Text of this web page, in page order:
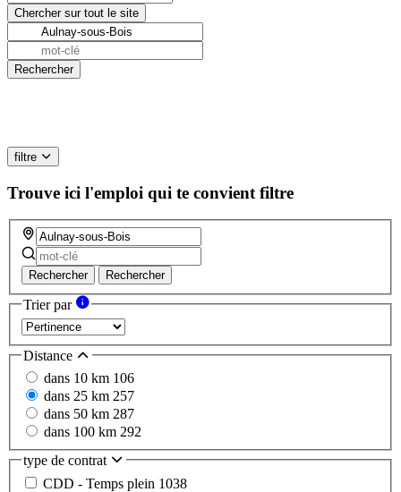
filtre
Trouve ici l'emploi qui te convient filtre
Rechercher Rechercher
Trier par
Distance
dans 10 km 106
dans 25 km 257
dans 50 km 287
dans 100 km 292
type de contrat
CDD - Temps plein 1038